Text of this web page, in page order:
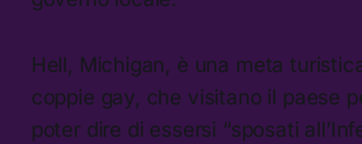
Hell, Michigan, è una meta
coppie gay, che visitano il paese
poter dire di essersi “sposati